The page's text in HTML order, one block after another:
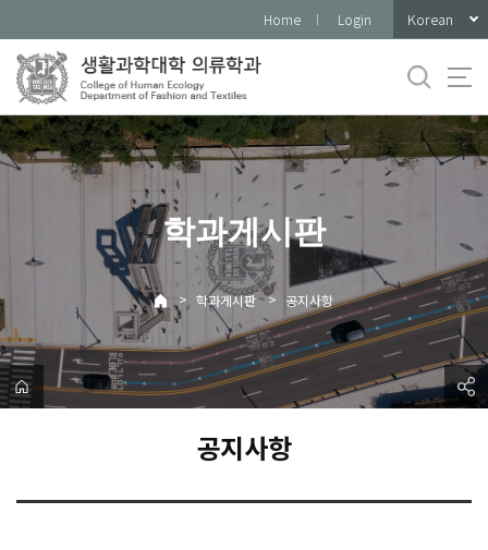
로
메
뉴
Home Login Korean
학과게시판
> 학과게시판 > 공지사항
공지사항